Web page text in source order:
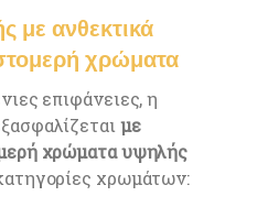
με ανθεκτικά
χρώματα
επιφάνειες, η
με
χρώματα υψηλής
χρωμάτων: